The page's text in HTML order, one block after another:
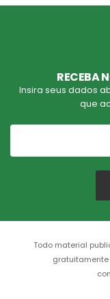
RECEBA
Insira seus dados
que
Todo material